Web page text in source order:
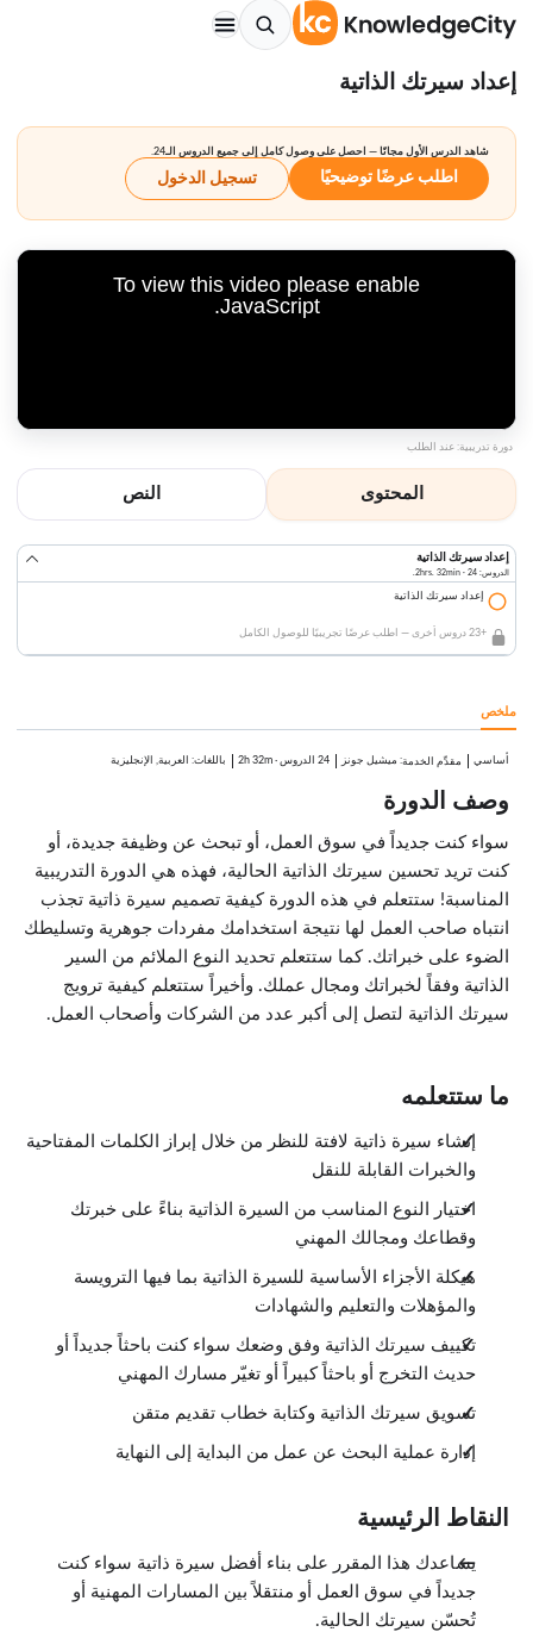
إعداد سيرتك الذاتية
شاهد الدرس الأول مجانًا — احصل على وصول كامل إلى جميع الدروس الـ24.
اطلب عرضًا توضيحيًا تسجيل الدخول
To view this video please enable
JavaScript.
دورة تدريبية: عند الطلب
المحتوى النص
إعداد سيرتك الذاتية
الدروس: 24 · 2hrs. 32min.
إعداد سيرتك الذاتية
+23 دروس أخرى — اطلب عرضًا تجريبيًا للوصول الكامل
ملخص
أساسي مقدِّم الخدمة: ميشيل جونز 24 الدروس ·
2h 32m باللغات: العربية, الإنجليزية
وصف الدورة
سواء كنت جديداً في سوق العمل، أو تبحث عن وظيفة جديدة، أو
كنت تريد تحسين سيرتك الذاتية الحالية، فهذه هي الدورة التدريبية
المناسبة! ستتعلم في هذه الدورة كيفية تصميم سيرة ذاتية تجذب
انتباه صاحب العمل لها نتيجة استخدامك مفردات جوهرية وتسليطك
الضوء على خبراتك. كما ستتعلم تحديد النوع الملائم من السير
الذاتية وفقاً لخبراتك ومجال عملك. وأخيراً ستتعلم كيفية ترويج
سيرتك الذاتية لتصل إلى أكبر عدد من الشركات وأصحاب العمل.
ما ستتعلمه
إنشاء سيرة ذاتية لافتة للنظر من خلال إبراز الكلمات المفتاحية
والخبرات القابلة للنقل
اختيار النوع المناسب من السيرة الذاتية بناءً على خبرتك
وقطاعك ومجالك المهني
هيكلة الأجزاء الأساسية للسيرة الذاتية بما فيها الترويسة
والمؤهلات والتعليم والشهادات
تكييف سيرتك الذاتية وفق وضعك سواء كنت باحثاً جديداً أو
حديث التخرج أو باحثاً كبيراً أو تغيّر مسارك المهني
تسويق سيرتك الذاتية وكتابة خطاب تقديم متقن
إدارة عملية البحث عن عمل من البداية إلى النهاية
النقاط الرئيسية
يساعدك هذا المقرر على بناء أفضل سيرة ذاتية سواء كنت
جديداً في سوق العمل أو منتقلاً بين المسارات المهنية أو
تُحسّن سيرتك الحالية.